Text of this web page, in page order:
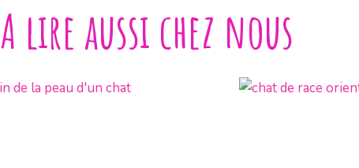
A lire aussi chez nous